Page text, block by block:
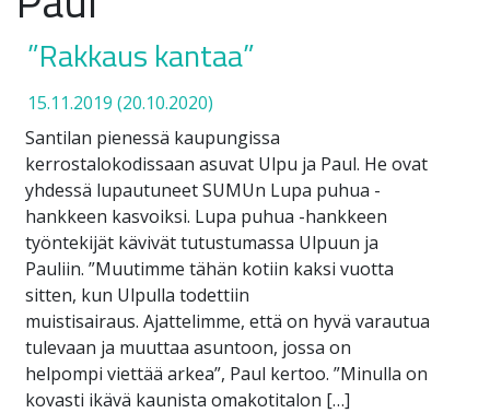
”Rakkaus kantaa”
15.11.2019 (20.10.2020)
Santilan pienessä kaupungissa
kerrostalokodissaan asuvat Ulpu ja Paul. He ovat
yhdessä lupautuneet SUMUn Lupa puhua -
hankkeen kasvoiksi. Lupa puhua -hankkeen
työntekijät kävivät tutustumassa Ulpuun ja
Pauliin. ”Muutimme tähän kotiin kaksi vuotta
sitten, kun Ulpulla todettiin
muistisairaus. Ajattelimme, että on hyvä varautua
tulevaan ja muuttaa asuntoon, jossa on
helpompi viettää arkea”, Paul kertoo. ”Minulla on
kovasti ikävä kaunista omakotitalon […]